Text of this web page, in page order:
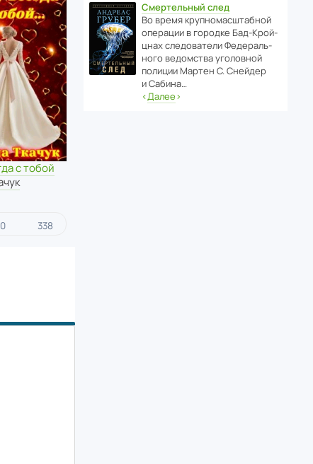
с тобой
0 338
Смертельный след
Во время круп­но­мас­ш­та­бной
операции в городке Бад‑Крой­
цнах следо­ва­тели Феде­раль­
ного ведомства уголо­вной
полиции Мартен С. Снейдер
и Сабина…
‹Далее›